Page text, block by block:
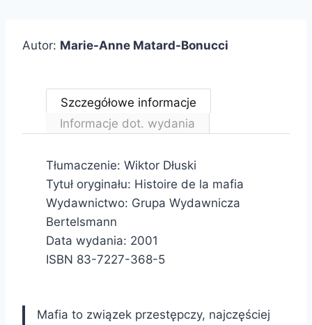
Autor: Marie-Anne Matard-Bonucci
Szczegółowe informacje
Informacje dot. wydania
Tłumaczenie: Wiktor Dłuski
Tytuł oryginału: Histoire de la mafia
Wydawnictwo: Grupa Wydawnicza
Bertelsmann
Data wydania: 2001
ISBN 83-7227-368-5
Mafia to związek przestępczy, najczęściej